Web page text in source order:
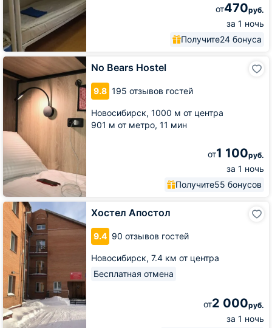
от470руб.
за 1 ночь
Получите24 бонуса
No Bears Hostel
9.8 195 отзывов гостей
Новосибирск, 1000 м от центра
901 м от метро, 11 мин
от1 100руб.
за 1 ночь
Получите55 бонусов
No
Bears
Hostel
Хостел Апостол
9.4 90 отзывов гостей
Новосибирск, 7.4 км от центра
Бесплатная отмена
от2 000руб.
за 1 ночь
Хостел
Апостол